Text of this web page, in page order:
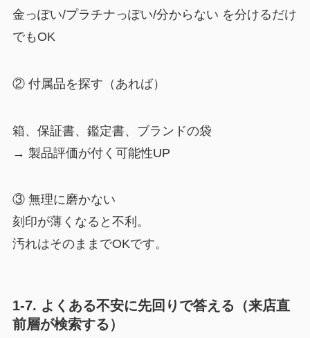
金っぽい/プラチナっぽい/分からない を分けるだけ
でもOK
② 付属品を探す（あれば）
箱、保証書、鑑定書、ブランドの袋
→ 製品評価が付く可能性UP
③ 無理に磨かない
刻印が薄くなると不利。
汚れはそのままでOKです。
1-7. よくある不安に先回りで答える（来店直
前層が検索する）